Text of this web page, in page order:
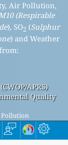
Air Pollution,
(Respirable
), SO2 (Sulphur
) and Weather
APRS)
Quality
Pollution
quality
matter)